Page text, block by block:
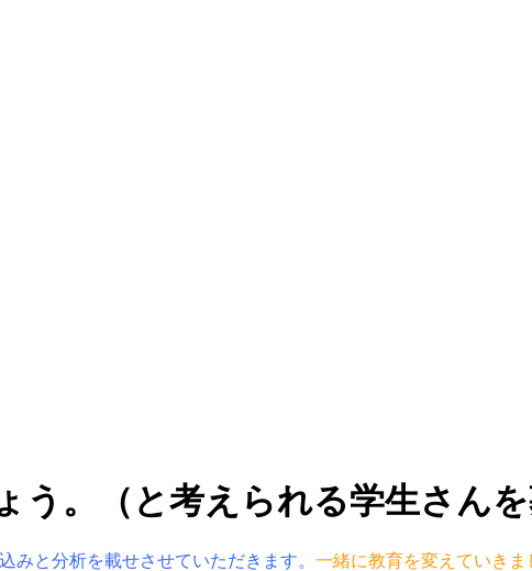
う。（と考えられる学生さんを
みと分析を載せさせていただきます。 一緒に教育を変えていきま